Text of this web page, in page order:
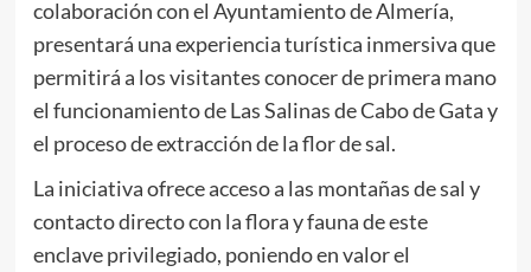
colaboración con el Ayuntamiento de Almería,
presentará una experiencia turística inmersiva que
permitirá a los visitantes conocer de primera mano
el funcionamiento de Las Salinas de Cabo de Gata y
el proceso de extracción de la flor de sal.
La iniciativa ofrece acceso a las montañas de sal y
contacto directo con la flora y fauna de este
enclave privilegiado, poniendo en valor el